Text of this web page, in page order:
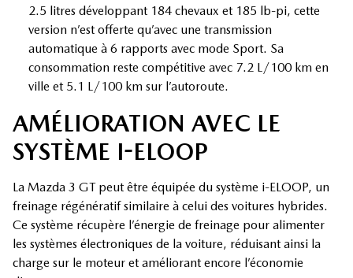
2.5 litres développant 184 chevaux et 185 lb-pi, cette
version n’est offerte qu’avec une transmission
automatique à 6 rapports avec mode Sport. Sa
consommation reste compétitive avec 7.2 L/100 km en
ville et 5.1 L/100 km sur l’autoroute.
AMÉLIORATION AVEC LE
SYSTÈME I-ELOOP
La Mazda 3 GT peut être équipée du système i-ELOOP, un
freinage régénératif similaire à celui des voitures hybrides.
Ce système récupère l’énergie de freinage pour alimenter
les systèmes électroniques de la voiture, réduisant ainsi la
charge sur le moteur et améliorant encore l’économie